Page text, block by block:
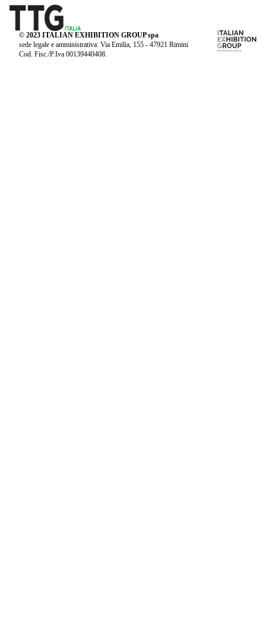
© 2023 ITALIAN EXHIBITION GROUP spa
sede legale e amministrativa: Via Emilia, 155 - 47921 Rimini
Cod. Fisc./P.Iva 00139440408.